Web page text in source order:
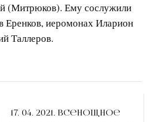
(Митрюков). Ему сослужили
Еренков, иеромонах Иларион
Таллеров.
17. 04. 2021. Всенощное